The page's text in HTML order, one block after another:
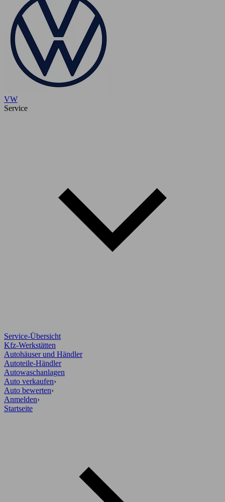
VW
Service
Service-Übersicht
Kfz-Werkstätten
Autohäuser und Händler
Autoteile-Händler
Autowaschanlagen
Auto verkaufen›
Auto bewerten›
Anmelden›
Startseite